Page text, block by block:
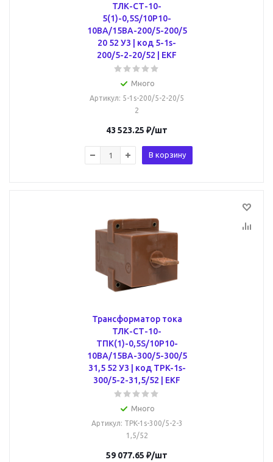
ТЛК-СТ-10-
5(1)-0,5S/10P10-
10ВА/15ВА-200/5-200/5
20 52 У3 | код 5-1s-
200/5-2-20/52 | EKF
Много
Артикул: 5-1s-200/5-2-20/5
2
43 523.25 ₽/шт
В корзину
Трансформатор тока
ТЛК-СТ-10-
ТПК(1)-0,5S/10Р10-
10ВА/15ВА-300/5-300/5
31,5 52 У3 | код TPK-1s-
300/5-2-31,5/52 | EKF
Много
Артикул: TPK-1s-300/5-2-3
1,5/52
59 077.65 ₽/шт